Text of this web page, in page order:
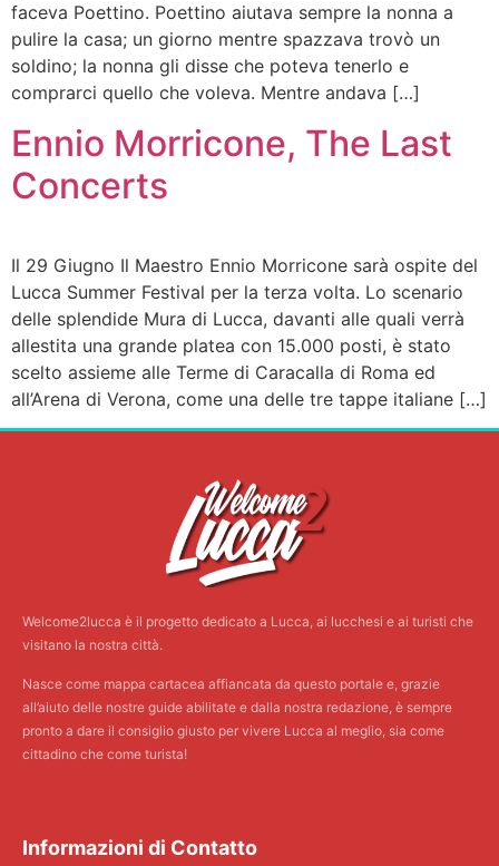
faceva Poettino. Poettino aiutava sempre la nonna a
pulire la casa; un giorno mentre spazzava trovò un
soldino; la nonna gli disse che poteva tenerlo e
comprarci quello che voleva. Mentre andava […]
Ennio Morricone, The Last
Concerts
Il 29 Giugno Il Maestro Ennio Morricone sarà ospite del
Lucca Summer Festival per la terza volta. Lo scenario
delle splendide Mura di Lucca, davanti alle quali verrà
allestita una grande platea con 15.000 posti, è stato
scelto assieme alle Terme di Caracalla di Roma ed
all’Arena di Verona, come una delle tre tappe italiane […]
Welcome2lucca è il progetto dedicato a Lucca, ai lucchesi e ai turisti che
visitano la nostra città.
Nasce come mappa cartacea affiancata da questo portale e, grazie
all’aiuto delle nostre guide abilitate e dalla nostra redazione, è sempre
pronto a dare il consiglio giusto per vivere Lucca al meglio, sia come
cittadino che come turista!
Informazioni di Contatto